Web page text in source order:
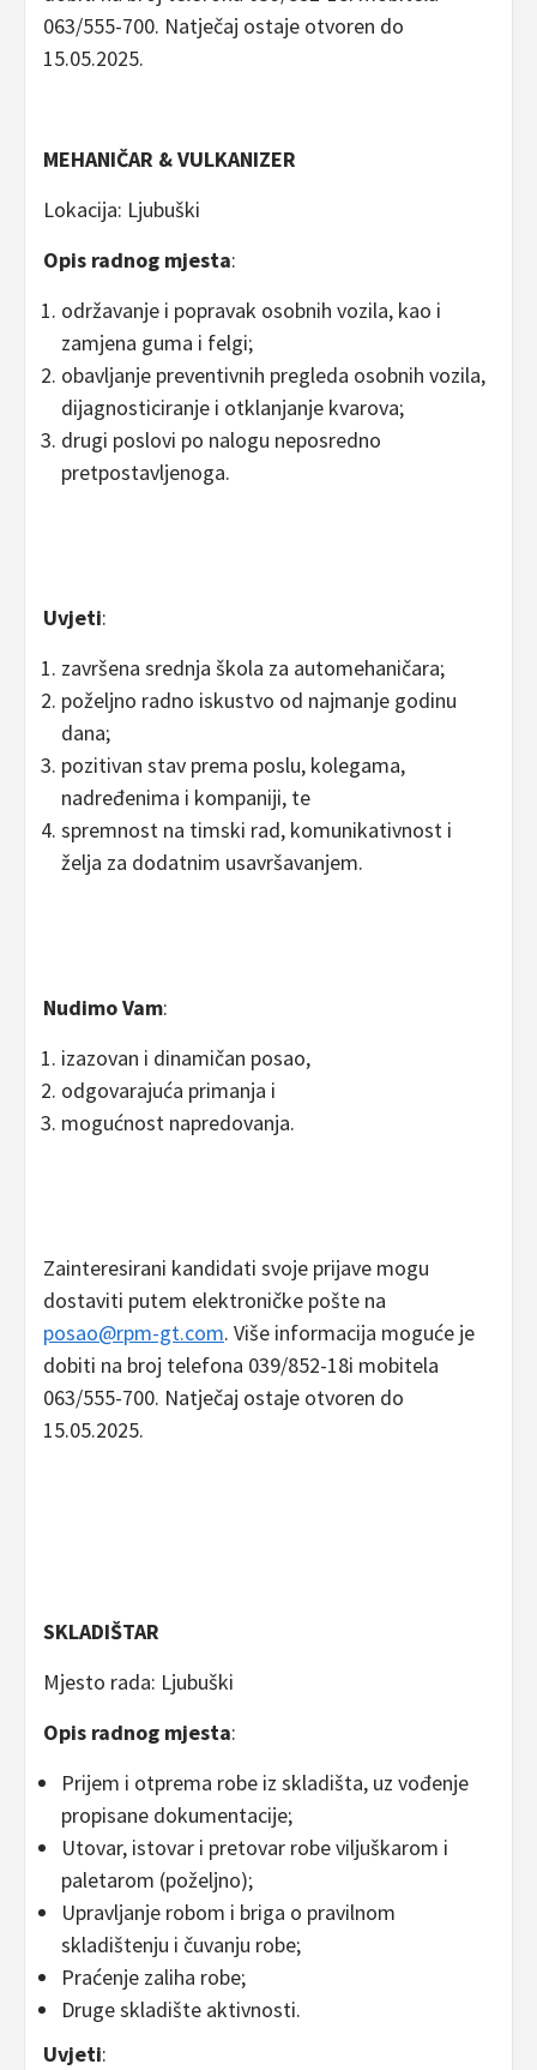
063/555-700. Natječaj ostaje otvoren do
15.05.2025.
MEHANIČAR & VULKANIZER
Lokacija: Ljubuški
Opis radnog mjesta:
održavanje i popravak osobnih vozila, kao i
zamjena guma i felgi;
obavljanje preventivnih pregleda osobnih vozila,
dijagnosticiranje i otklanjanje kvarova;
drugi poslovi po nalogu neposredno
pretpostavljenoga.
Uvjeti:
završena srednja škola za automehaničara;
poželjno radno iskustvo od najmanje godinu
dana;
pozitivan stav prema poslu, kolegama,
nadređenima i kompaniji, te
spremnost na timski rad, komunikativnost i
želja za dodatnim usavršavanjem.
Nudimo Vam:
izazovan i dinamičan posao,
odgovarajuća primanja i
mogućnost napredovanja.
Zainteresirani kandidati svoje prijave mogu
dostaviti putem elektroničke pošte na
posao@rpm-gt.com. Više informacija moguće je
dobiti na broj telefona 039/852-18i mobitela
063/555-700. Natječaj ostaje otvoren do
15.05.2025.
SKLADIŠTAR
Mjesto rada: Ljubuški
Opis radnog mjesta:
Prijem i otprema robe iz skladišta, uz vođenje
propisane dokumentacije;
Utovar, istovar i pretovar robe viljuškarom i
paletarom (poželjno);
Upravljanje robom i briga o pravilnom
skladištenju i čuvanju robe;
Praćenje zaliha robe;
Druge skladište aktivnosti.
Uvjeti: